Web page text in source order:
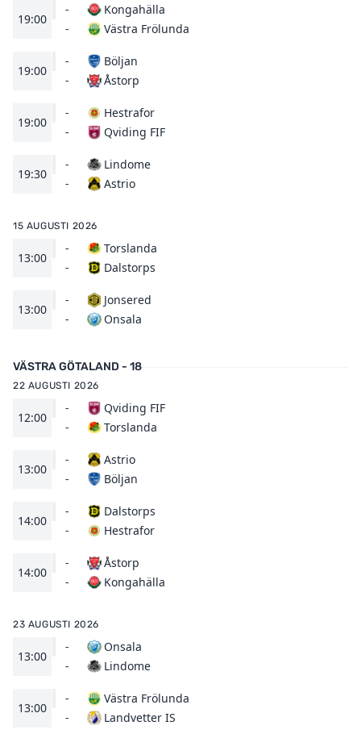
19:00
-
-
Kongahälla
Västra Frölunda
19:00
-
-
Böljan
Åstorp
19:00
-
-
Hestrafor
Qviding FIF
19:30
-
-
Lindome
Astrio
15 AUGUSTI 2026
13:00
-
-
Torslanda
Dalstorps
13:00
-
-
Jonsered
Onsala
VÄSTRA GÖTALAND - 18
22 AUGUSTI 2026
12:00
-
-
Qviding FIF
Torslanda
13:00
-
-
Astrio
Böljan
14:00
-
-
Dalstorps
Hestrafor
14:00
-
-
Åstorp
Kongahälla
23 AUGUSTI 2026
13:00
-
-
Onsala
Lindome
13:00
-
-
Västra Frölunda
Landvetter IS